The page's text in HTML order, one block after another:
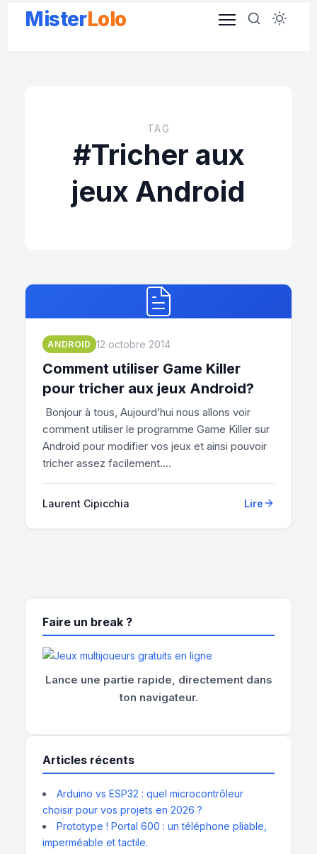
AllerMisterLolo
TAG
#Tricher aux
jeux Android
ANDROID 12 octobre 2014
Comment utiliser Game Killer
pour tricher aux jeux Android?
Bonjour à tous, Aujourd’hui nous allons voir
comment utiliser le programme Game Killer sur
Android pour modifier vos jeux et ainsi pouvoir
tricher assez facilement....
Laurent Cipicchia Lire
Faire un break ?
Lance une partie rapide, directement dans
ton navigateur.
Articles récents
Arduino vs ESP32 : quel microcontrôleur
choisir pour vos projets en 2026 ?
Prototype ! Portal 600 : un téléphone pliable,
imperméable et tactile.